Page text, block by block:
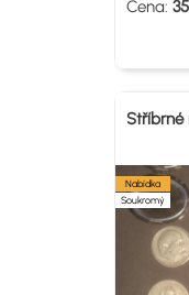
Cena:
Stříbrné
Nabídka
Soukromý